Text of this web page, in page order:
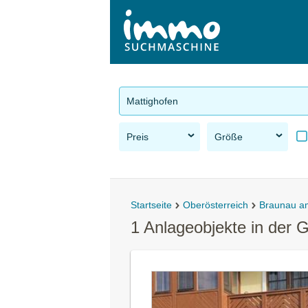
Mattighofen
Preis Größe
Startseite Oberösterreich Braunau
1 Anlageobjekte in der